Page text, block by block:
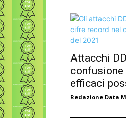
Attacchi
confusione
efficaci
Redazione Data